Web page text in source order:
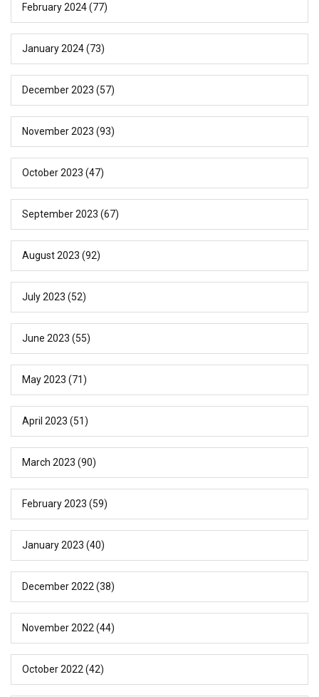
February 2024(77)
January 2024(73)
December 2023 (57)
November 2023 (93)
October 2023 (47)
September 2023 (67)
August 2023 (92)
July 2023 (52)
June 2023 (55)
May 2023 (71)
April 2023 (51)
March 2023 (90)
February 2023 (59)
January 2023 (40)
December 2022 (38)
November 2022 (44)
October 2022 (42)